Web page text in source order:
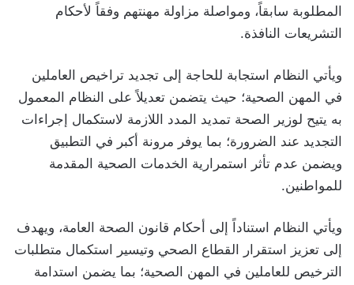
المطلوبة سابقاً، ومواصلة مزاولة مهنتهم وفقاً لأحكام
التشريعات النافذة.
ويأتي النظام استجابة للحاجة إلى تجديد تراخيص العاملين
في المهن الصحية؛ حيث يتضمن تعديلاً على النظام المعمول
به يتيح لوزير الصحة تمديد المدد اللازمة لاستكمال إجراءات
التجديد عند الضرورة؛ بما يوفر مرونة أكبر في التطبيق
ويضمن عدم تأثر استمرارية الخدمات الصحية المقدمة
للمواطنين.
ويأتي النظام استناداً إلى أحكام قانون الصحة العامة، ويهدف
إلى تعزيز استقرار القطاع الصحي وتيسير استكمال متطلبات
الترخيص للعاملين في المهن الصحية؛ بما يضمن استدامة